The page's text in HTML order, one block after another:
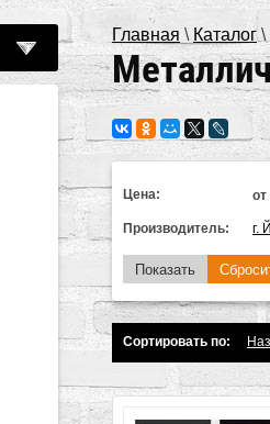
Главная \ Каталог \
Цена: от
Производитель: г.
Показать
Сортировать по: